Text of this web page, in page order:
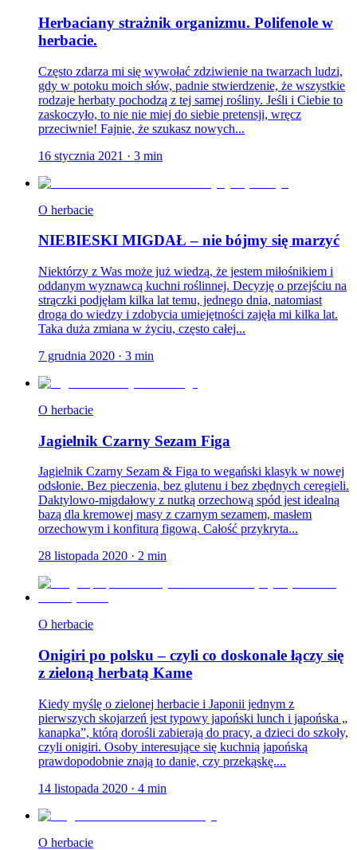
Herbaciany strażnik organizmu. Polifenole w
herbacie.
Często zdarza mi się wywołać zdziwienie na twarzach ludzi,
gdy w potoku moich słów, padnie stwierdzenie, że wszystkie
rodzaje herbaty pochodzą z tej samej rośliny. Jeśli i Ciebie to
zaskoczyło, to nie nie miej do siebie pretensji, wręcz
przeciwnie! Fajnie, że szukasz nowych...
16 stycznia 2021 · 3 min
O herbacie
NIEBIESKI MIGDAŁ – nie bójmy się marzyć
Niektórzy z Was może już wiedzą, że jestem miłośnikiem i
oddanym wyznawcą kuchni roślinnej. Decyzję o przejściu na
strączki podjęłam kilka lat temu, jednego dnia, natomiast
droga do wiedzy i zdobycia umiejętności zajęła mi kilka lat.
Taka duża zmiana w życiu, często całej...
7 grudnia 2020 · 3 min
O herbacie
Jagielnik Czarny Sezam Figa
Jagielnik Czarny Sezam & Figa to wegański klasyk w nowej
odsłonie. Bez pieczenia, bez glutenu i bez zbędnych ceregieli.
Daktylowo-migdałowy z nutką orzechową spód jest idealną
bazą dla kremowej masy z czarnym sezamem, masłem
orzechowym i konfiturą figową. Całość przykryta...
28 listopada 2020 · 2 min
O herbacie
Onigiri po polsku – czyli co doskonale łączy się
z zieloną herbatą Kame
Kiedy myślę o zielonej herbacie i Japonii jednym z
pierwszych skojarzeń jest typowy japoński lunch i japońska „
kanapka”, którą dorośli zabierają do pracy, a dzieci do szkoły,
czyli onigiri. Osoby interesujące się kuchnią japońską
prawdopodobnie znają to danie, czy przekąskę....
14 listopada 2020 · 4 min
O herbacie